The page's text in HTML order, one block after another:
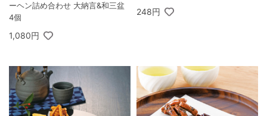
ーヘン詰め合わせ 大納言&和三盆
4個
1,080円
248円